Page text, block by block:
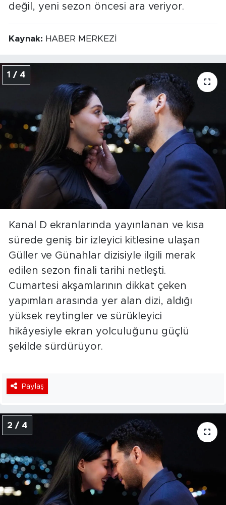
değil, yeni sezon öncesi ara veriyor.
Kaynak: HABER MERKEZİ
1 / 4
Kanal D ekranlarında yayınlanan ve kısa
sürede geniş bir izleyici kitlesine ulaşan
Güller ve Günahlar dizisiyle ilgili merak
edilen sezon finali tarihi netleşti.
Cumartesi akşamlarının dikkat çeken
yapımları arasında yer alan dizi, aldığı
yüksek reytingler ve sürükleyici
hikâyesiyle ekran yolculuğunu güçlü
şekilde sürdürüyor.
Paylaş
2 / 4